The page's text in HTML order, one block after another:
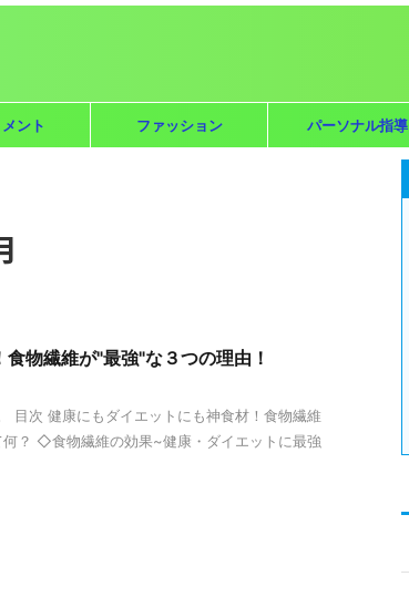
ント ファッション パーソナル指導
物繊維が"最強"な３つの理由！
目次 健康にもダイエットにも神食材！食物繊維
？ ◇食物繊維の効果~健康・ダイエットに最強